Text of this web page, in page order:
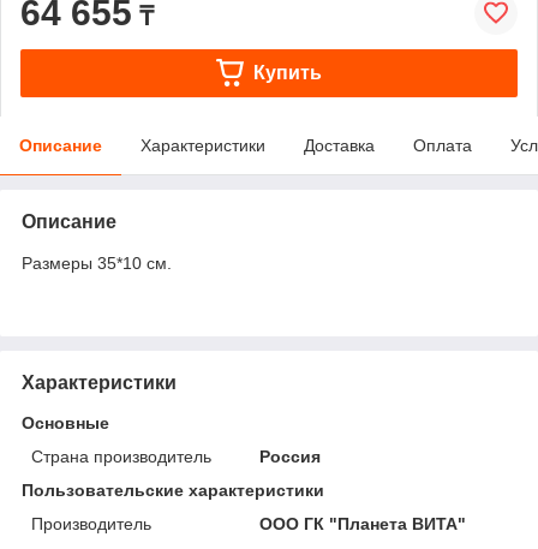
64 655 ₸
Купить
Описание Характеристики Доставка Оплата
Описание
Размеры 35*10 см.
Характеристики
Основные
Страна производитель
Россия
Пользовательские характеристики
Производитель
ООО ГК "Планета ВИТА"